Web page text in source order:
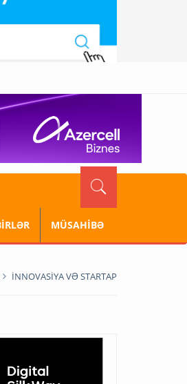
MÜSAHİBƏ
İNNOVASİYA VƏ STARTAP